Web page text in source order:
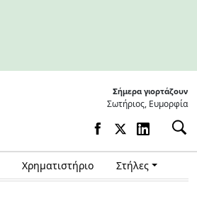
Σήμερα γιορτάζουν
Σωτήριος, Ευμορφία
Χρηματιστήριο Στήλες